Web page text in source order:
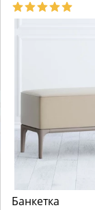
Банкетка